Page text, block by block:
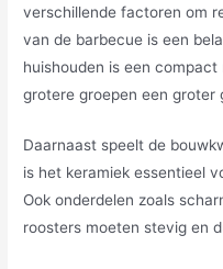
verschillende factoren om
van de barbecue is een
huishouden is een
grotere groepen een groter
Daarnaast speelt de
is het keramiek essentieel
Ook onderdelen zoals
roosters moeten stevig en